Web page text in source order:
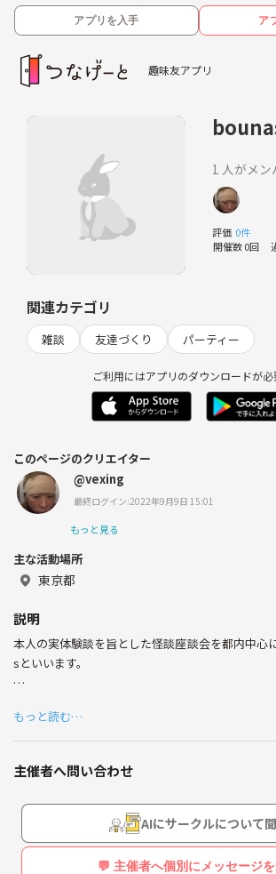
アプリを入手 ア
趣味友アプリ
1 人がメン
評価 0件
開催数 0回
関連カテゴリ
雑談 友達づくり パーティー
ご利用にはアプリのダウンロードが
このページのクリエイター
@vexing
最終ログイン:2022年9月9日 15:01
もっと見る
主な活動場所
東京都
説明
本人の実体験談を旨とした怪談座談会を都内中心
sといいます。
ぁただ行くだけでは足りないので違う怖さをトッ
基本的には怪談座談会をメインに活動月二回くら
募集したいのは
オカルト好きで楽しませてもらいたいんではなく
に活動する方です😊
何故か最近年わりとアッパーな年齢の方の参加希
的には若い方が多いです😊ま、私は程よく完熟オ
もっと読む…
主催者へ問い合わせ
AIにサークルについて
💬 主催者へ個別にメッセージ